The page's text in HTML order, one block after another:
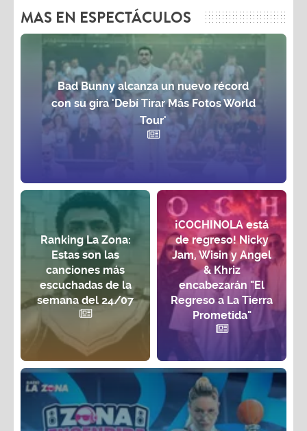
MAS EN ESPECTÁCULOS
Bad Bunny alcanza un nuevo récord
con su gira 'Debí Tirar Más Fotos World
Tour'
Ranking La Zona:
Estas son las
canciones más
escuchadas de la
semana del 24/07
¡COCHINOLA está
de regreso! Nicky
Jam, Wisin y Angel
& Khriz
encabezarán "El
Regreso a La Tierra
Prometida"